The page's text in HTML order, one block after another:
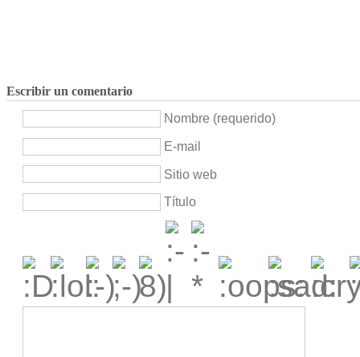
Escribir un comentario
Nombre (requerido)
E-mail
Sitio web
Título